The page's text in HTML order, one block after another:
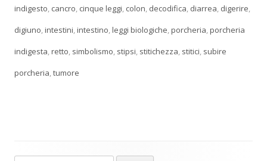
indigesto, cancro, cinque leggi, colon, decodifica, diarrea, digerire,
digiuno,intestini,intestino,leggi biologiche,porcheria,porcheria
indigesta,retto, simbolismo, stipsi, stitichezza, stitici, subire
porcheria,tumore